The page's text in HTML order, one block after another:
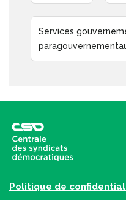
Services
Politique de